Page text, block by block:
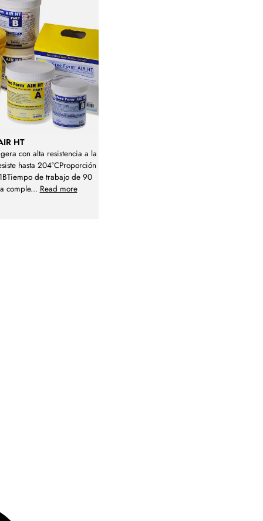
HT
con alta resistencia a la
hasta 204°CProporción
de trabajo de 90
comple... Read more